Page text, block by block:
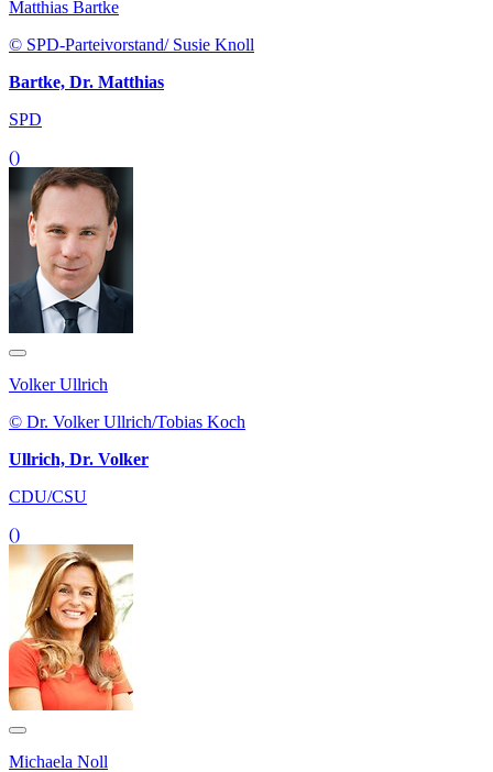
Matthias Bartke
© SPD-Parteivorstand/ Susie Knoll
Bartke, Dr. Matthias
SPD
()
Volker Ullrich
© Dr. Volker Ullrich/Tobias Koch
Ullrich, Dr. Volker
CDU/CSU
()
Michaela Noll